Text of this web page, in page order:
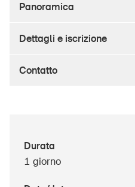
Bambini
Scuola
UPI – chi siamo
Media
Panoramica
Dettagli e iscrizione
Contatto
Durata
1 giorno